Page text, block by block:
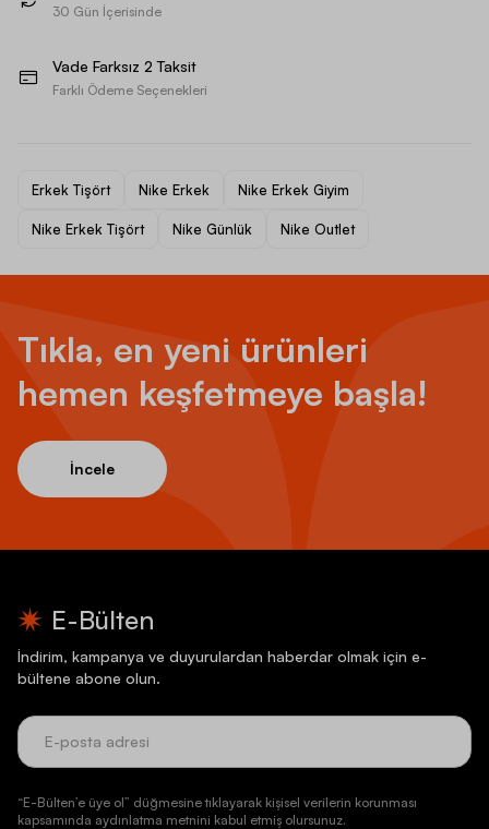
30 Gün İçerisinde
Vade Farksız 2 Taksit
Farklı Ödeme Seçenekleri
Erkek Tişört Nike Erkek Nike Erkek Giyim
Nike Erkek Tişört Nike Günlük Nike Outlet
Tıkla, en yeni ürünleri
hemen keşfetmeye başla!
İncele
E-Bülten
İndirim, kampanya ve duyurulardan haberdar olmak için e-
bültene abone olun.
“E-Bülten’e üye ol” düğmesine tıklayarak kişisel verilerin korunması
kapsamında aydınlatma metnini kabul etmiş olursunuz.